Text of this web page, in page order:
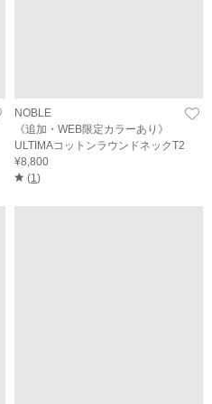
NOBLE
《追加・WEB限定カラーあり》
ULTIMAコットンラウンドネックT2
¥8,800
(1 )